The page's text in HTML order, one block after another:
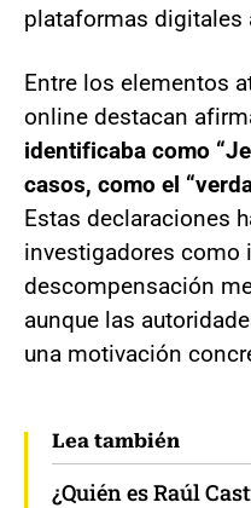
plataformas digitales
Entre los elementos
online destacan
identificaba como
casos, como el
Estas declaraciones
investigadores
descompensación
aunque las
una motivación
Lea también
¿Quién es Raúl